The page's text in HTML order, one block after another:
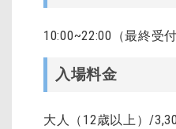
10:00~22:00（最終受付
入場料金
大人（12歳以上）/